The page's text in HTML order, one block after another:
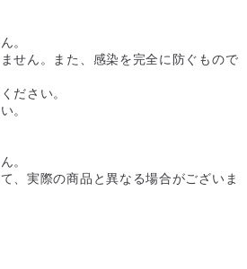
。
せん。また、感染を完全に防ぐもので
ださい。
。
。
、実際の商品と異なる場合がございま